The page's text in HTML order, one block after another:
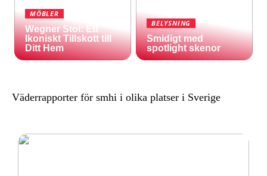
MÖBLER
Wegner Stol: Ett
Ikoniskt Tillskott till
Ditt Hem
BELYSNING
Smidigt med
spotlight skenor
Väderrapporter för smhi i olika platser i Sverige